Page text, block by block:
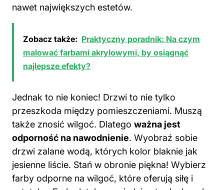
nawet największych estetów.
Zobacz także: Praktyczny poradnik: Na czym
malować farbami akrylowymi, by osiągnąć
najlepsze efekty?
Jednak to nie koniec! Drzwi to nie tylko
przeszkoda między pomieszczeniami. Muszą
także znosić wilgoć. Dlatego ważna jest
odporność na nawodnienie. Wyobraź sobie
drzwi zalane wodą, których kolor blaknie jak
jesienne liście. Stań w obronie piękna! Wybierz
farby odporne na wilgoć, które oferują siłę i